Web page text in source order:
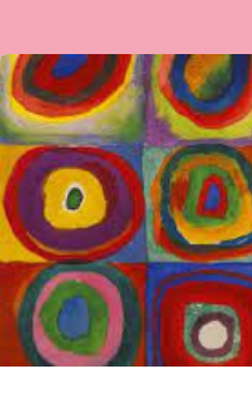
ಮನುಷ್ಯ
ಪ್ರೀತಿಯ
ಮುಂದೆ